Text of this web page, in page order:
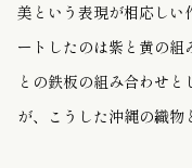
美という表現が相応しい
ートしたのは紫と黄の
との鉄板の組み合わせ
が、こうした沖縄の織物